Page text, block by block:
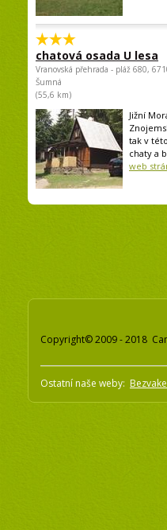
chatová osada U lesa
Vranovská přehrada - pláž 680,
Šumná
(55,6 km)
Jižní
tak v
chaty a
web
Copyright© 2009 - 2018
Ostatní naše weby: